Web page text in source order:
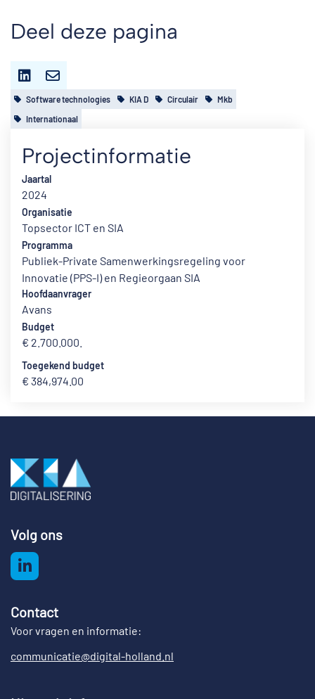
Deel deze pagina
Software technologies KIA D Circulair
Mkb
Internationaal
Projectinformatie
Jaartal
2024
Organisatie
Topsector ICT en SIA
Programma
Publiek-Private Samenwerkingsregeling voor
Innovatie (PPS-I) en Regieorgaan SIA
Hoofdaanvrager
Avans
Budget
€ 2.700.000.
Toegekend budget
€ 384,974.00
Volg ons
Contact
Voor vragen en informatie:
communicatie@digital-holland.nl